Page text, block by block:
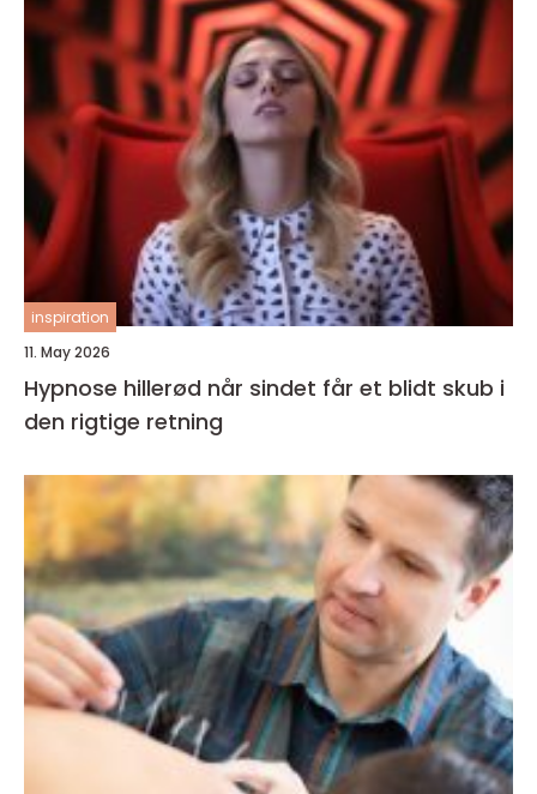
inspiration
11. May 2026
Hypnose hillerød når sindet får et blidt skub i
den rigtige retning